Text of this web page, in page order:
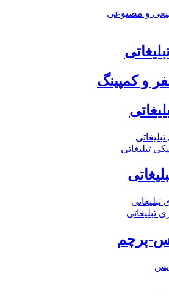
و مصنوعی
و کمپینگ
تبلیغاتی
تبلیغاتی
پرچم